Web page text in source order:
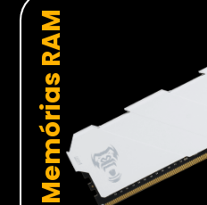
Memórias RAM